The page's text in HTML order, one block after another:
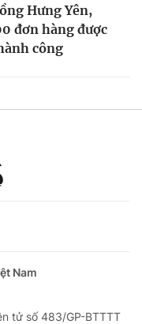
Hưng Yên,
đơn hàng được
công
Nam
tử số 483/GP-BTTTT